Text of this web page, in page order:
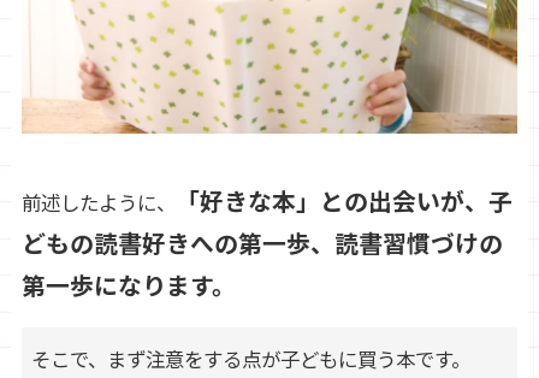
前述したように、
「好きな本」との出会いが、子
どもの読書好きへの第一歩、読書習慣づけの
第一歩になります。
そこで、まず注意をする点が子どもに買う本です。